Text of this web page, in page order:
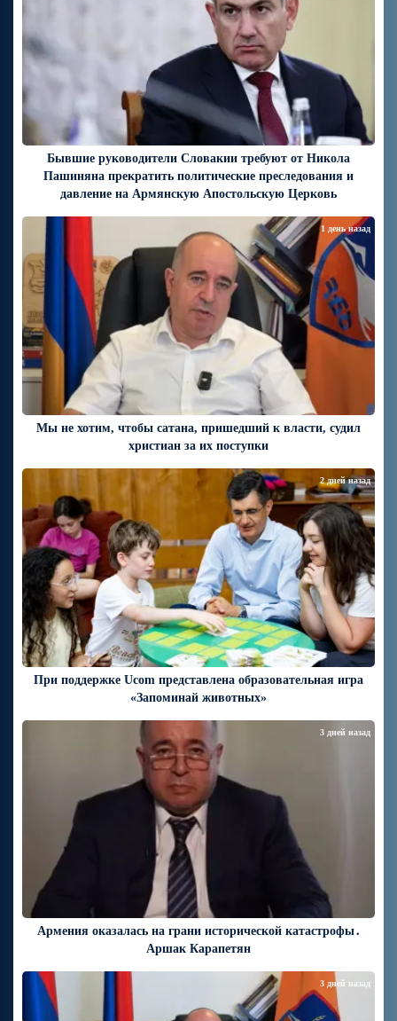
Бывшие руководители Словакии требуют от Никола
Пашиняна прекратить политические преследования и
давление на Армянскую Апостольскую Церковь
Мы не хотим, чтобы сатана, пришедший к власти, судил
христиан за их поступки
1 день назад
При поддержке Ucom представлена образовательная игра
«Запоминай животных»
2 дней назад
Армения оказалась на грани исторической катастрофы․
Аршак Карапетян
3 дней назад
3 дней назад